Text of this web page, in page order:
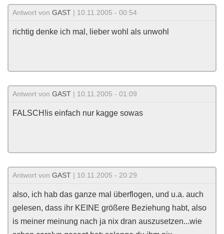
Antwort von GAST | 10.11.2005 - 00:54
richtig denke ich mal, lieber wohl als unwohl
Antwort von GAST | 10.11.2005 - 01:09
FALSCH!is einfach nur kagge sowas
Antwort von GAST | 10.11.2005 - 20:29
also, ich hab das ganze mal überflogen, und u.a. auch
gelesen, dass ihr KEINE größere Beziehung habt, also
is meiner meinung nach ja nix dran auszusetzen...wie